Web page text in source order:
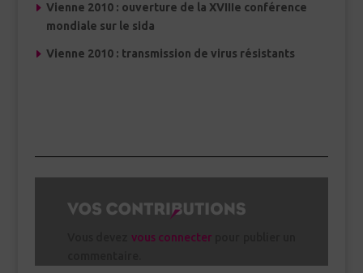
Vienne 2010 : ouverture de la XVIIIe conférence
mondiale sur le sida
Vienne 2010 : transmission de virus résistants
vous connecter